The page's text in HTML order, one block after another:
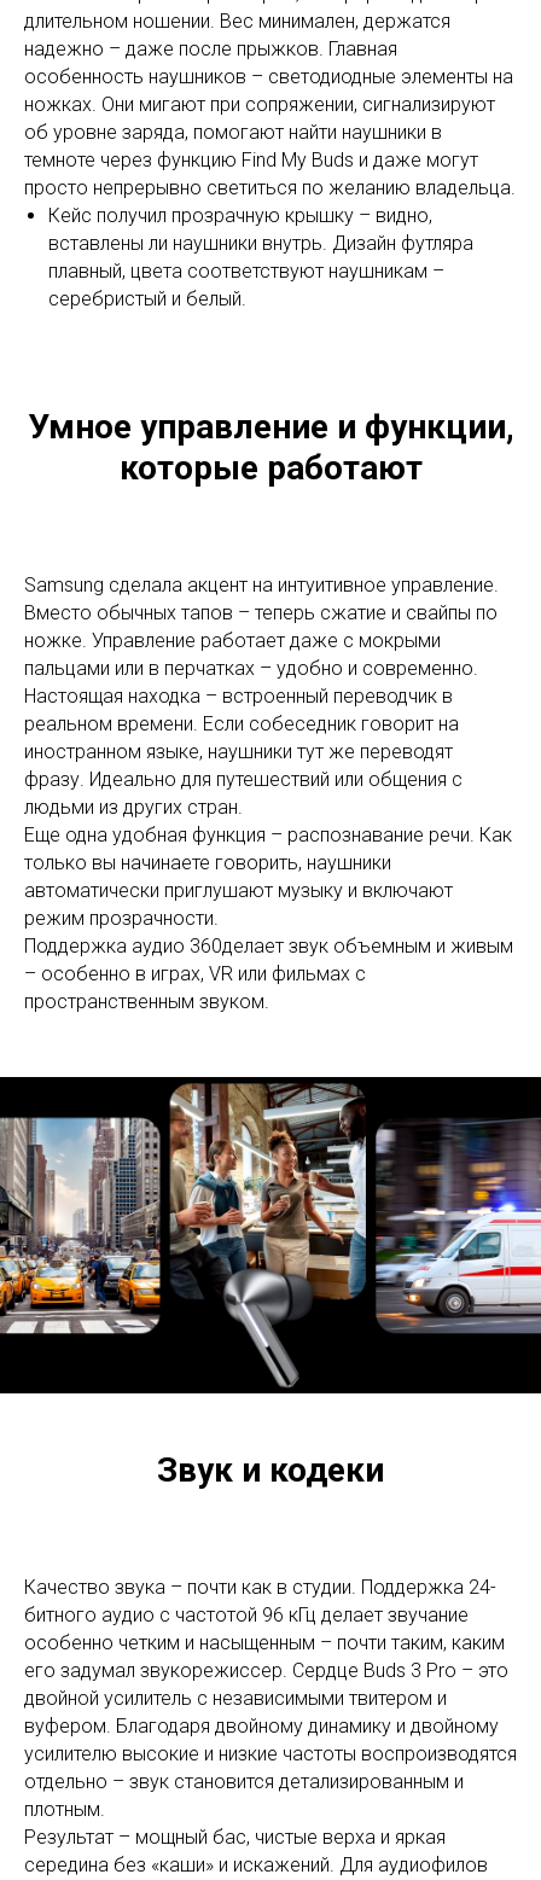
длительном ношении. Вес минимален, держатся
надежно – даже после прыжков. Главная
особенность наушников – светодиодные элементы на
ножках. Они мигают при сопряжении, сигнализируют
об уровне заряда, помогают найти наушники в
темноте через функцию Find My Buds и даже могут
просто непрерывно светиться по желанию владельца.
Кейс получил прозрачную крышку – видно,
вставлены ли наушники внутрь. Дизайн футляра
плавный, цвета соответствуют наушникам –
серебристый и белый.
Умное управление и функции,
которые работают
Samsung сделала акцент на интуитивное управление.
Вместо обычных тапов – теперь сжатие и свайпы по
ножке. Управление работает даже с мокрыми
пальцами или в перчатках – удобно и современно.
Настоящая находка – встроенный переводчик в
реальном времени. Если собеседник говорит на
иностранном языке, наушники тут же переводят
фразу. Идеально для путешествий или общения с
людьми из других стран.
Еще одна удобная функция – распознавание речи. Как
только вы начинаете говорить, наушники
автоматически приглушают музыку и включают
режим прозрачности.
Поддержка аудио 360делает звук объемным и живым
– особенно в играх, VR или фильмах с
пространственным звуком.
Звук и кодеки
Качество звука – почти как в студии. Поддержка 24-
битного аудио с частотой 96 кГц делает звучание
особенно четким и насыщенным – почти таким, каким
его задумал звукорежиссер. Сердце Buds 3 Pro – это
двойной усилитель с независимыми твитером и
вуфером. Благодаря двойному динамику и двойному
усилителю высокие и низкие частоты воспроизводятся
отдельно – звук становится детализированным и
плотным.
Результат – мощный бас, чистые верха и яркая
середина без «каши» и искажений. Для аудиофилов